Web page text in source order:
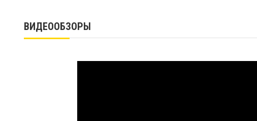
ВИДЕООБЗОРЫ